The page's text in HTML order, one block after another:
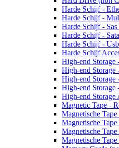
Harde Schijf -
Harde Schijf -
Harde Schijf - Sas
Harde Schijf - Sata
Harde Schijf -
Harde Schijf
High-end Storage
High-end
High-end Storage
High-end Storage
High-end Storage
Magnetic Tape -
Magnetische
Magnetische
Magnetische
Magnetische